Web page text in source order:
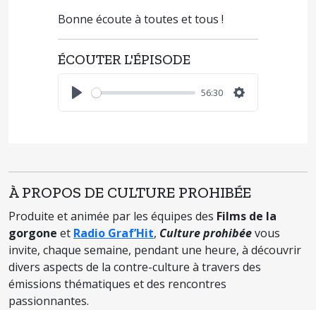
Bonne écoute à toutes et tous !
ÉCOUTER L'ÉPISODE
Play
56:30
Settings
À PROPOS DE CULTURE PROHIBÉE
Produite et animée par les équipes des Films de la
gorgone et Radio Graf’Hit, Culture prohibéevous
invite, chaque semaine, pendant une heure, à découvrir
divers aspects de la contre-culture à travers des
émissions thématiques et des rencontres
passionnantes.